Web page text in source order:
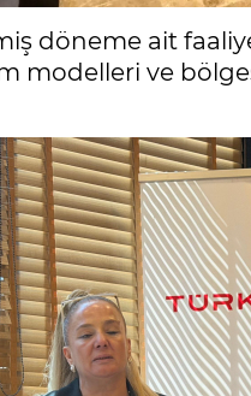
döneme ait
modelleri ve